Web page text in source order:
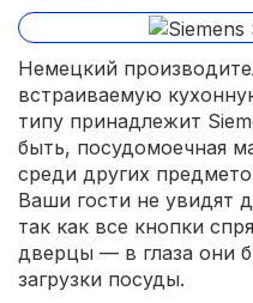
Немецкий
встраиваемую
типу принадлежит
быть, посудомоечная
среди других
Ваши гости не увидят
так как все кнопки
дверцы — в глаза они
загрузки посуды.